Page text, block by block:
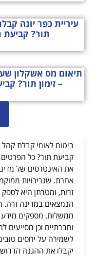
עיריית כפר יונה
תור? קביעת
תיאום מס אשקלון
– זימון תור?
ביטוח לאומי קבלת קהל
קביעת תור? כל הפרטים
את האינטרסים של
אחרת. שגרירויות
זרות, ומטרתן היא
הנמצאים במדינה
ממשלות, מספקים מידע
וחברתיים וכן מסייעים
לשמירה על יחסים
יקבלו את ההגנה